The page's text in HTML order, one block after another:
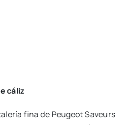
cáliz
fina de Peugeot Saveurs